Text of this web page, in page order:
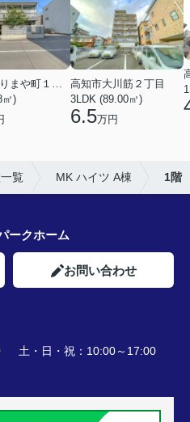
高知市はりまや町１丁目
㎡)
高知市大川筋２丁目
3LDK (89.00㎡)
6.5万円
覧 MK ハイツ A棟 1階
ークホーム
お問い合わせ
土・日・祝：10:00～17:00